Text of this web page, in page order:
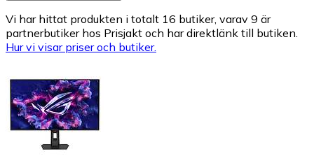
Vi har hittat produkten i totalt 16 butiker, varav 9 är
partnerbutiker hos Prisjakt och har direktlänk till butiken.
Hur vi visar priser och butiker.